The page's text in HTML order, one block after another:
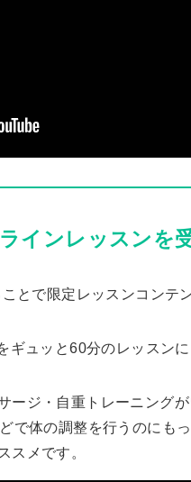
インレッスンを
とで限定レッスンコンテ
ギュッと60分のレッスン
ージ・自重トレーニング
で体の調整を行うのにも
スメです。